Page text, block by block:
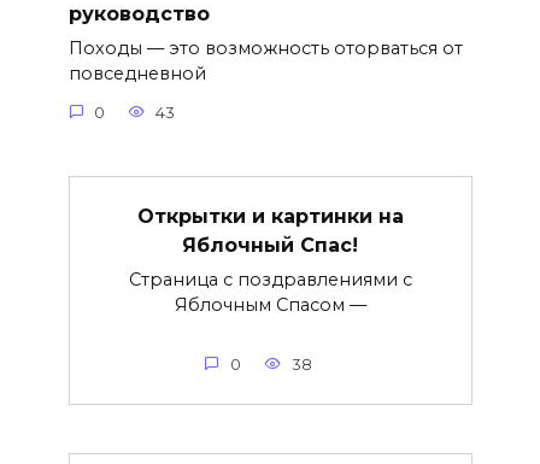
руководство
Походы — это возможность оторваться от
повседневной
0 43
Открытки и картинки на
Яблочный Спас!
Страница с поздравлениями с
Яблочным Спасом —
0 38